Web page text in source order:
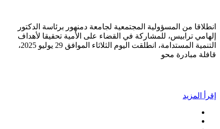
انطلاقا من المسؤولية المجتمعية لجامعة دمنهور برئاسة الدكتور
إلهامي ترابيس، للمشاركة في القضاء على الأمية تحقيقا لأهداف
التنمية المستدامة، انطلقت اليوم الثلاثاء الموافق 29 يوليو 2025،
قافلة مبادرة محو
إقرأ المزيد